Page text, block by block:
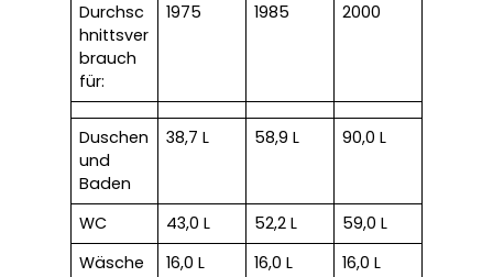
Durchsc
hnittsver
brauch
für:
1975 1985 2000
Duschen
und
Baden
38,7 L 58,9 L 90,0 L
WC 43,0 L 52,2 L
59,0 L
Wäsche
16,0 L 16,0 L 16,0 L